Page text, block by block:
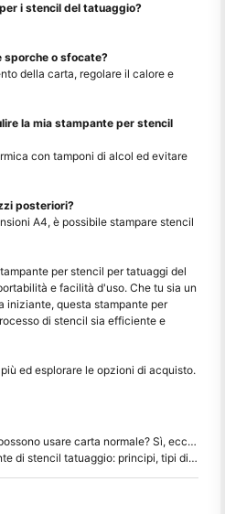
i stencil del tatuaggio?
sporche o sfocate?
della carta, regolare il calore e
la mia stampante per stencil
con tamponi di alcol ed evitare
posteriori?
A4, è possibile stampare stencil
per stencil per tatuaggi del
e facilità d'uso. Che tu sia un
iniziante, questa stampante per
di stencil sia efficiente e
ed esplorare le opzioni di acquisto.
usare carta normale? Sì, ecco come
tatuaggio: principi, tipi di carta e come usare